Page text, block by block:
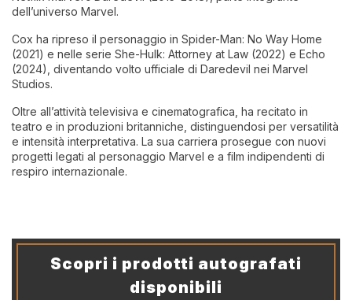
dell’universo Marvel.
Cox ha ripreso il personaggio in Spider-Man: No Way Home
(2021) e nelle serie She-Hulk: Attorney at Law (2022) e Echo
(2024), diventando volto ufficiale di Daredevil nei Marvel
Studios.
Oltre all’attività televisiva e cinematografica, ha recitato in
teatro e in produzioni britanniche, distinguendosi per versatilità
e intensità interpretativa. La sua carriera prosegue con nuovi
progetti legati al personaggio Marvel e a film indipendenti di
respiro internazionale.
Scopri i prodotti autografati
disponibili